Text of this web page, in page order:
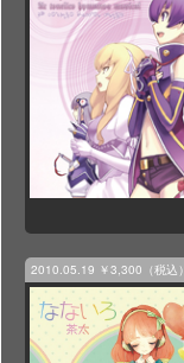
2010.05.19 ￥3,300（税込）